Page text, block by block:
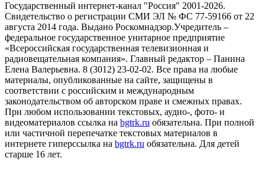
Государственный интернет-канал "Россия" 2001-2026.
Cвидетельство о регистрации СМИ ЭЛ № ФС 77-59166 от 22
августа 2014 года. Выдано Роскомнадзор.Учредитель –
федеральное государственное унитарное предприятие
«Всероссийская государственная телевизионная и
радиовещательная компания». Главный редактор – Панина
Елена Валерьевна. 8 (3012) 23-02-02. Все права на любые
материалы, опубликованные на сайте, защищены в
соответствии с российским и международным
законодательством об авторском праве и смежных правах.
При любом использовании текстовых, аудио-, фото- и
видеоматериалов ссылка на bgtrk.ru обязательна. При полной
или частичной перепечатке текстовых материалов в
интернете гиперссылка на bgtrk.ru обязательна. Для детей
старше 16 лет.